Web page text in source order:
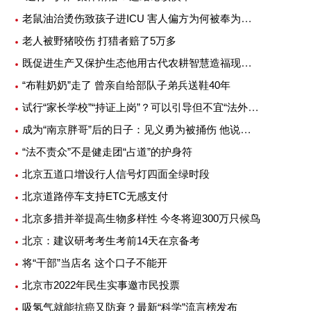
老鼠油治烫伤致孩子进ICU 害人偏方为何被奉为灵丹妙药
老人被野猪咬伤 打猎者赔了5万多
既促进生产又保护生态他用古代农耕智慧造福现代农业
“布鞋奶奶”走了 曾亲自给部队子弟兵送鞋40年
试行“家长学校”“持证上岗”？可以引导但不宜“法外加槛”
成为“南京胖哥”后的日子：见义勇为被捅伤 他说不后悔
“法不责众”不是健走团“占道”的护身符
北京五道口增设行人信号灯四面全绿时段
北京道路停车支持ETC无感支付
北京多措并举提高生物多样性 今冬将迎300万只候鸟
北京：建议研考考生考前14天在京备考
将“干部”当店名 这个口子不能开
北京市2022年民生实事邀市民投票
吸氢气就能抗癌又防衰？最新“科学”流言榜发布